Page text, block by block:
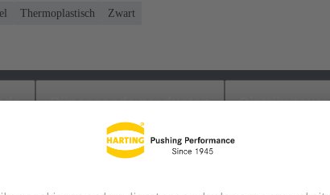
Thermoplastisch Zwart
Bijpassende producten Distributeurs